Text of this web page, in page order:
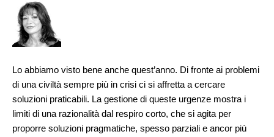
Lo abbiamo visto bene anche quest’anno. Di fronte ai problemi
di una civiltà sempre più in crisi ci si affretta a cercare
soluzioni praticabili. La gestione di queste urgenze mostra i
limiti di una razionalità dal respiro corto, che si agita per
proporre soluzioni pragmatiche, spesso parziali e ancor più